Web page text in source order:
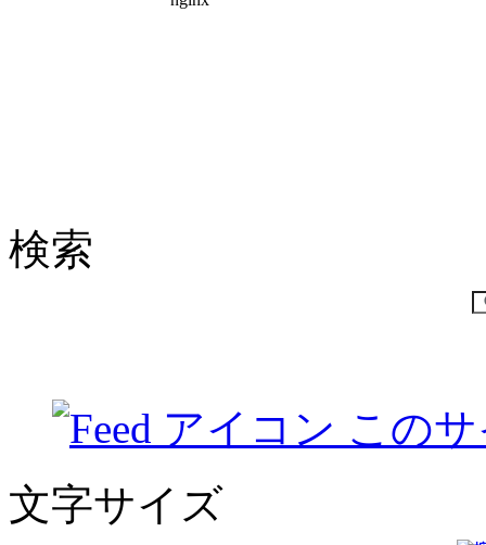
検索
この
文字サイズ